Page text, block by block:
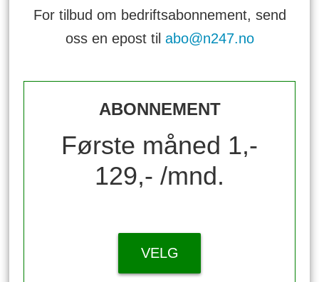
For tilbud om bedriftsabonnement, send
oss en epost til abo@n247.no
ABONNEMENT
Første måned 1,-
129,- /mnd.
VELG